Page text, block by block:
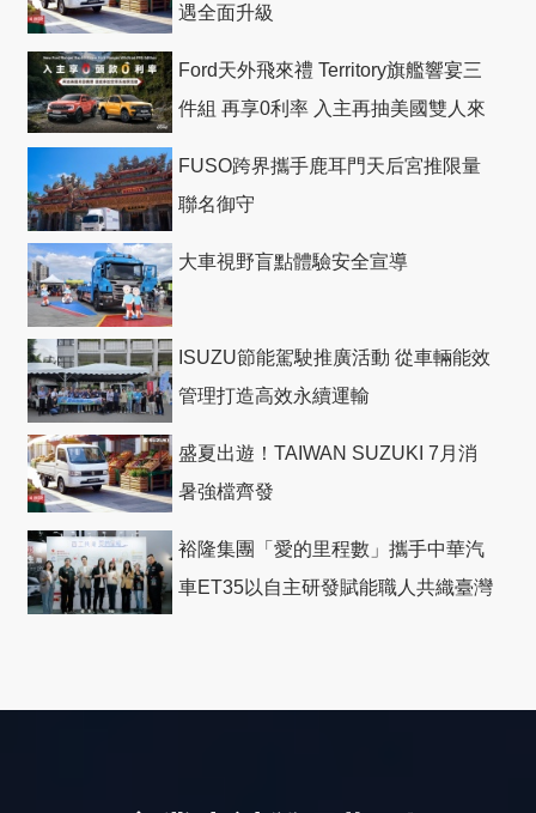
遇全面升級
Ford天外飛來禮 Territory旗艦響宴三
件組 再享0利率 入主再抽美國雙人來
FUSO跨界攜手鹿耳門天后宮推限量
聯名御守
大車視野盲點體驗安全宣導
ISUZU節能駕駛推廣活動 從車輛能效
管理打造高效永續運輸
盛夏出遊！TAIWAN SUZUKI 7月消
暑強檔齊發
裕隆集團「愛的里程數」攜手中華汽
車ET35以自主研發賦能職人共織臺灣